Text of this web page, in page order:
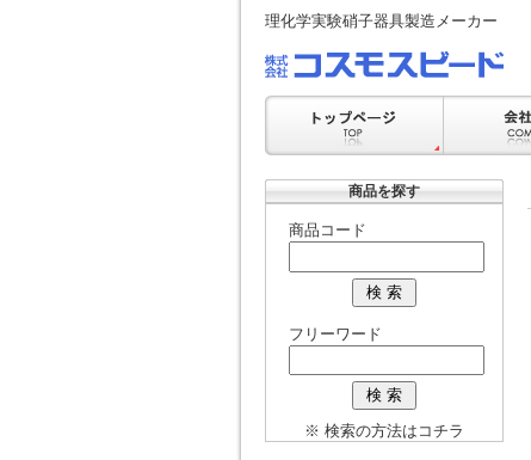
理化学実験硝子器具製造メーカー
商品を探す
商品コード
フリーワード
※ 検索の方法はコチラ